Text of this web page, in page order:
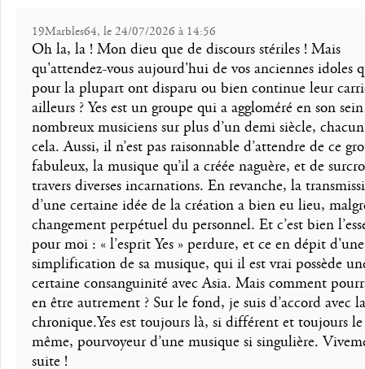
19Marbles64, le 24/07/2026 à 14:56
Oh la, la ! Mon dieu que de discours stériles ! Mais
qu'attendez-vous aujourd'hui de vos anciennes idoles
pour la plupart ont disparu ou bien continue leur
ailleurs ? Yes est un groupe qui a aggloméré en son
nombreux musiciens sur plus d’un demi siècle,
cela. Aussi, il n’est pas raisonnable d’attendre de ce
fabuleux, la musique qu’il a créée naguère, et de
travers diverses incarnations. En revanche, la
d’une certaine idée de la création a bien eu lieu,
changement perpétuel du personnel. Et c’est bien
pour moi : « l’esprit Yes » perdure, et ce en dépit d'une
simplification de sa musique, qui il est vrai possède
certaine consanguinité avec Asia. Mais comment
en être autrement ? Sur le fond, je suis d’accord avec la
chronique.Yes est toujours là, si différent et toujours le
même, pourvoyeur d’une musique si singulière.
suite !